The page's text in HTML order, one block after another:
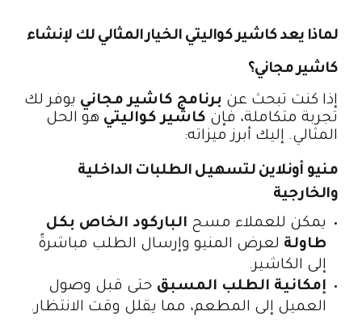
لماذا يعد كاشير كواليتي الخيار المثالي لك لإنشاء
كاشير مجاني؟
إذا كنت تبحث عن برنامج كاشير مجاني يوفر لك
تجربة متكاملة، فإن كاشير كواليتي هو الحل
المثالي. إليك أبرز ميزاته:
منيو أونلاين لتسهيل الطلبات الداخلية
والخارجية
يمكن للعملاء مسح الباركود الخاص بكل
طاولة لعرض المنيو وإرسال الطلب مباشرةً
إلى الكاشير.
إمكانية الطلب المسبق حتى قبل وصول
العميل إلى المطعم، مما يقلل وقت الانتظار.